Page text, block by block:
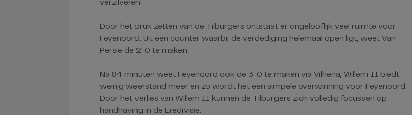
verzilveren.
Door het druk zetten van de Tilburgers ontstaat er ongelooflijk veel ruimte voor
Feyenoord. Uit een counter waarbij de verdediging helemaal open ligt, weet Van
Persie de 2-0 te maken.
Na 84 minuten weet Feyenoord ook de 3-0 te maken via Vilhena, Willem II biedt
weinig weerstand meer en zo wordt het een simpele overwinning voor Feyenoord.
Door het verlies van Willem II kunnen de Tilburgers zich volledig focussen op
handhaving in de Eredivisie.